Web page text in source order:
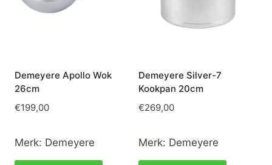
Demeyere Apollo Wok
26cm
€199,00
Merk: Demeyere
Demeyere Silver-7
Kookpan 20cm
€269,00
Merk: Demeyere